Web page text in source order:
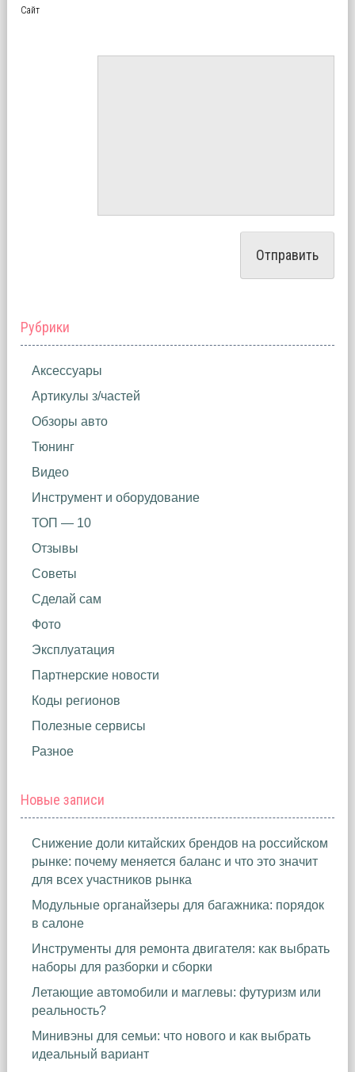
Сайт
Рубрики
Аксессуары
Артикулы з/частей
Обзоры авто
Тюнинг
Видео
Инструмент и оборудование
ТОП — 10
Отзывы
Советы
Сделай сам
Фото
Эксплуатация
Партнерские новости
Коды регионов
Полезные сервисы
Разное
Новые записи
Снижение доли китайских брендов на российском
рынке: почему меняется баланс и что это значит
для всех участников рынка
Модульные органайзеры для багажника: порядок
в салоне
Инструменты для ремонта двигателя: как выбрать
наборы для разборки и сборки
Летающие автомобили и маглевы: футуризм или
реальность?
Минивэны для семьи: что нового и как выбрать
идеальный вариант